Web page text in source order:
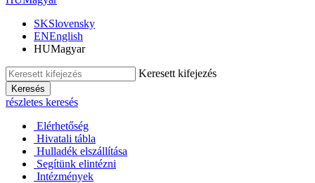
SKSlovensky
ENEnglish
HUMagyar
Keresett kifejezés
Keresés
részletes keresés
Elérhetőség
Hivatali tábla
Hulladék elszállítása
Segítünk elintézni
Intézmények